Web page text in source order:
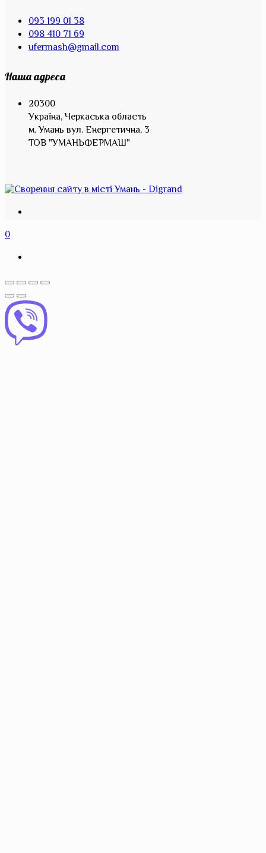
093 199 01 38
098 410 71 69
ufermash@gmail.com
Наша адреса
20300
Україна, Черкаська область
м. Умань вул. Енергетична, 3
ТОВ "УМАНЬФЕРМАШ"
0